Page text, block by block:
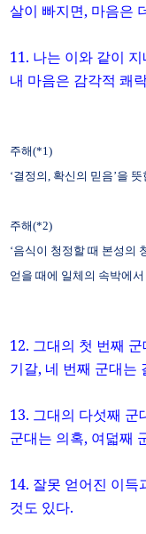
살이 빠지면, 마음은
11. 나는 이와 같이
내 마음은 감각적 쾌
주해(*1)
‘결정의, 확신의 믿음’을 뜻
주해(*2)
‘음식이 청정할 때 본성의
얻을 때에 일체의 속박에
12. 그대의 첫 번째
기갈, 네 번째 군대는
13. 그대의 다섯째 군
군대는 의혹, 여덟째
14. 잘못 얻어진 이득
것도 있다.